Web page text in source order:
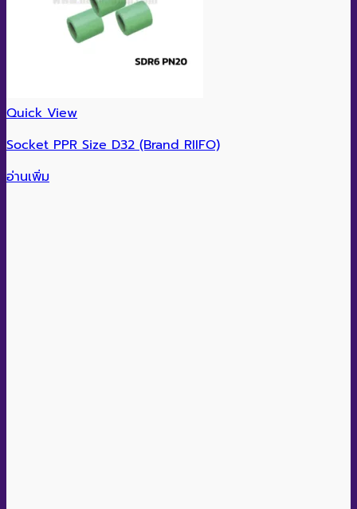
Quick View
Socket PPR Size D32 (Brand RIIFO)
อ่านเพิ่ม